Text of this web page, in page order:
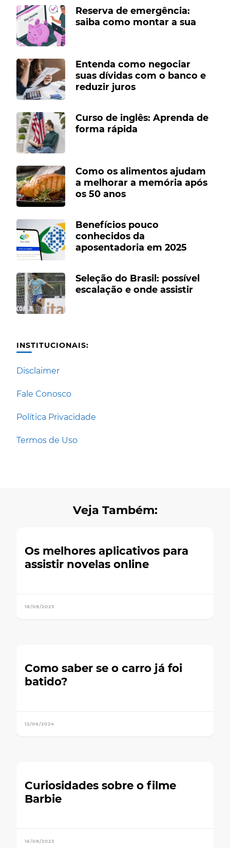
Reserva de emergência:
saiba como montar a sua
Entenda como negociar
suas dívidas com o banco e
reduzir juros
Curso de inglês: Aprenda de
forma rápida
Como os alimentos ajudam
a melhorar a memória após
os 50 anos
Benefícios pouco
conhecidos da
aposentadoria em 2025
Seleção do Brasil: possível
escalação e onde assistir
INSTITUCIONAIS:
Disclaimer
Fale Conosco
Política Privacidade
Termos de Uso
Veja Também:
Os melhores aplicativos para
assistir novelas online
18/08/2023
Como saber se o carro já foi
batido?
12/06/2024
Curiosidades sobre o filme
Barbie
16/08/2023